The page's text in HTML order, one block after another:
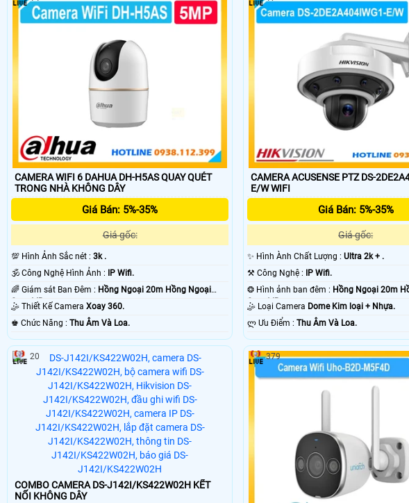
🌟️ Thị trường camera có rất nhiều thương hiệu khác nhau. giá của camera wifi cũng có
sánh camera wifi trên mạng xã hội với camera wifi được công ty cửa hàng uy tín bán được
CAMERA WIFI 6 DAHUA DH-H5AS QUAY QUÉT
TRONG NHÀ KHÔNG DÂY
Giá Bán: 5%-35%
Giá gốc:
💯 Hình Ảnh Sắc nét : 3k .
🕉️ Công Nghệ Hình Ảnh :
IP Wifi.
🌈 Giám sát Ban Đêm : Hồng Ngoại 20m Hồng Ngoại
Smart IR.
🤹 Thiết Kế Camera Xoay 360.
️♚ Chức Năng : Thu Âm Và Loa.
CAMERA ACUSENSE PTZ DS-
E/W WIFI
Giá Bán: 5%-35%
Giá gốc:
✨ Hình Ành Chất Lượng : Ultra 2k + .
⚒ Công Nghệ :
IP Wifi.
❂ Hình ảnh ban đêm : Hồng Ngoại 20m
Smart IR.
🤹 Loại Camera Dome Kim loại + Nhựa.
️ლ Ưu Điểm : Thu Âm Và Loa.
COMBO CAMERA DS-J142I/KS422W02H KẾT
NỐI KHÔNG DÂY
20 379